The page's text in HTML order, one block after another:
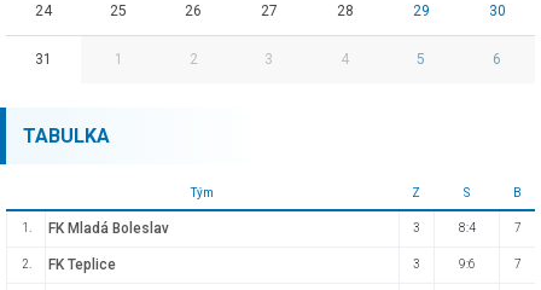
24 25 26 27 28 29 30
31 1 2 3 4 5 6
TABULKA
Tým Z S B
1. FK Mladá Boleslav 3 8:4 7
2. FK Teplice 3 9:6 7